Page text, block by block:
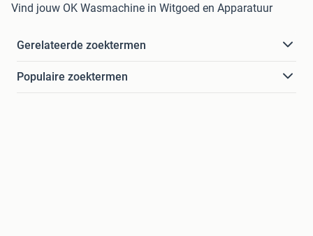
Vind jouw OK Wasmachine in Witgoed en Apparatuur
Gerelateerde zoektermen
Populaire zoektermen